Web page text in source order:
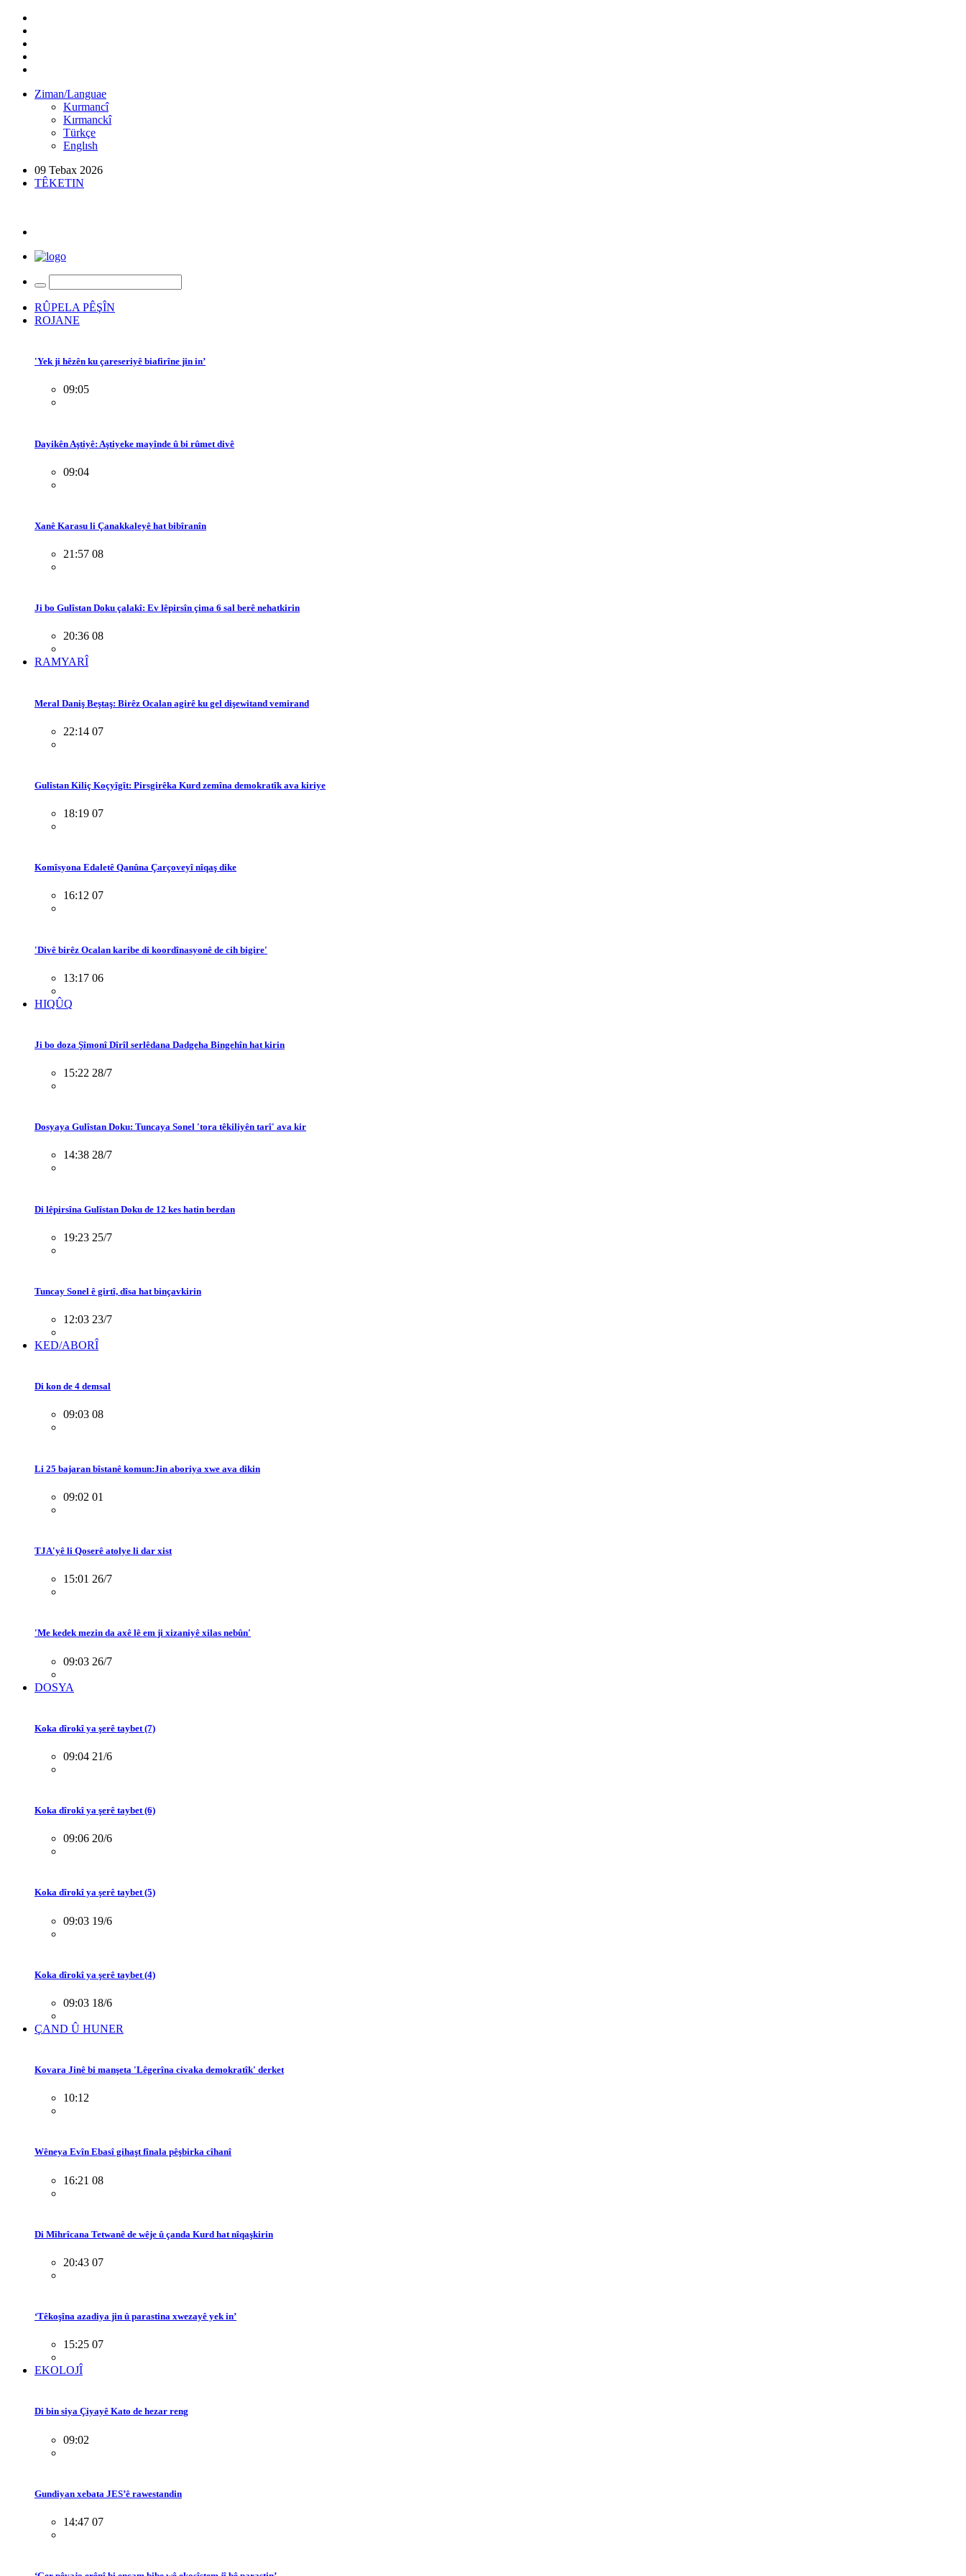
Ziman/Languae
Kurmancî
Kırmanckî
Türkçe
Englısh
09 Tebax 2026
TÊKETIN
RÛPELA PÊŞÎN
ROJANE
'Yek ji hêzên ku çareseriyê biafirîne jin in’
09:05
Dayikên Aştiyê: Aştiyeke mayînde û bi rûmet divê
09:04
Xanê Karasu li Çanakkaleyê hat bibîranîn
21:57 08
Ji bo Gulîstan Doku çalakî: Ev lêpirsîn çima 6 sal berê nehatkirin
20:36 08
RAMYARÎ
Meral Daniş Beştaş: Birêz Ocalan agirê ku gel dişewitand vemirand
22:14 07
Gulîstan Kiliç Koçyîgît: Pirsgirêka Kurd zemîna demokratîk ava kiriye
18:19 07
Komîsyona Edaletê Qanûna Çarçoveyî nîqaş dike
16:12 07
'Divê birêz Ocalan karibe di koordînasyonê de cih bigire'
13:17 06
HIQÛQ
Ji bo doza Şîmonî Dîrîl serlêdana Dadgeha Bingehîn hat kirin
15:22 28/7
Dosyaya Gulîstan Doku: Tuncaya Sonel 'tora têkiliyên tarî' ava kir
14:38 28/7
Di lêpirsîna Gulîstan Doku de 12 kes hatin berdan
19:23 25/7
Tuncay Sonel ê girtî, dîsa hat binçavkirin
12:03 23/7
KED/ABORÎ
Di kon de 4 demsal
09:03 08
Li 25 bajaran bîstanê komun:Jin aboriya xwe ava dikin
09:02 01
TJA'yê li Qoserê atolye li dar xist
15:01 26/7
'Me kedek mezin da axê lê em ji xizaniyê xilas nebûn'
09:03 26/7
DOSYA
Koka dîrokî ya şerê taybet (7)
09:04 21/6
Koka dîrokî ya şerê taybet (6)
09:06 20/6
Koka dîrokî ya şerê taybet (5)
09:03 19/6
Koka dîrokî ya şerê taybet (4)
09:03 18/6
ÇAND Û HUNER
Kovara Jinê bi manşeta 'Lêgerîna civaka demokratîk' derket
10:12
Wêneya Evîn Ebasî gihaşt fînala pêşbirka cîhanî
16:21 08
Di Mîhrîcana Tetwanê de wêje û çanda Kurd hat nîqaşkirin
20:43 07
‘Têkoşîna azadiya jin û parastina xwezayê yek in’
15:25 07
EKOLOJÎ
Di bin siya Çiyayê Kato de hezar reng
09:02
Gundiyan xebata JES’ê rawestandin
14:47 07